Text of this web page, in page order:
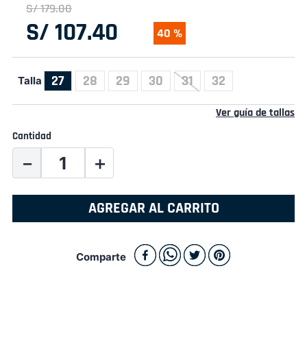
S/179.00
S/ 107.40 40 %
Talla 27 28 29 30 31 32
Ver guía de tallas
Cantidad
＋
－
AGREGAR AL CARRITO
Comparte